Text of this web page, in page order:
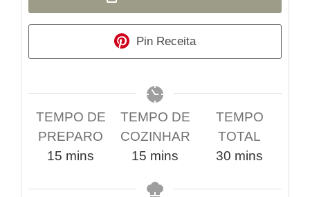
Pin Receita
TEMPO DE
PREPARO
15 mins
TEMPO DE
COZINHAR
15 mins
TEMPO
TOTAL
30 mins